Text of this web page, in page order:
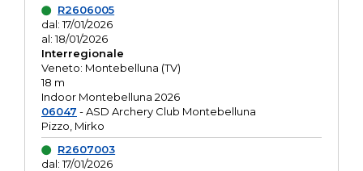
R2606005
dal: 17/01/2026
al: 18/01/2026
Interregionale
Veneto: Montebelluna (TV)
18 m
Indoor Montebelluna 2026
06047 - ASD Archery Club Montebelluna
Pizzo, Mirko
R2607003
dal: 17/01/2026